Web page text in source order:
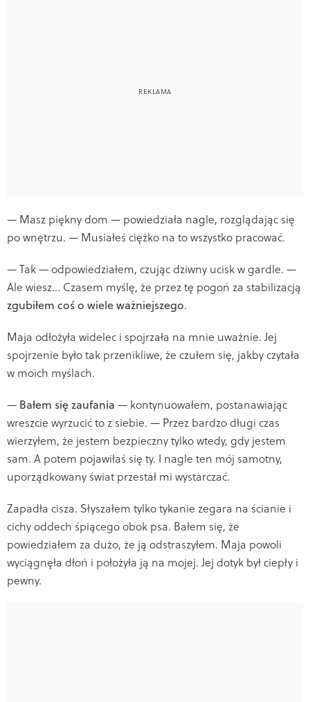
— Masz piękny dom — powiedziała nagle, rozglądając się
po wnętrzu. — Musiałeś ciężko na to wszystko pracować.
— Tak — odpowiedziałem, czując dziwny ucisk w gardle. —
Ale wiesz... Czasem myślę, że przez tę pogoń za stabilizacją
zgubiłem coś o wiele ważniejszego.
Maja odłożyła widelec i spojrzała na mnie uważnie. Jej
spojrzenie było tak przenikliwe, że czułem się, jakby czytała
w moich myślach.
— Bałem się zaufania — kontynuowałem, postanawiając
wreszcie wyrzucić to z siebie. — Przez bardzo długi czas
wierzyłem, że jestem bezpieczny tylko wtedy, gdy jestem
sam. A potem pojawiłaś się ty. I nagle ten mój samotny,
uporządkowany świat przestał mi wystarczać.
Zapadła cisza. Słyszałem tylko tykanie zegara na ścianie i
cichy oddech śpiącego obok psa. Bałem się, że
powiedziałem za dużo, że ją odstraszyłem. Maja powoli
wyciągnęła dłoń i położyła ją na mojej. Jej dotyk był ciepły i
pewny.